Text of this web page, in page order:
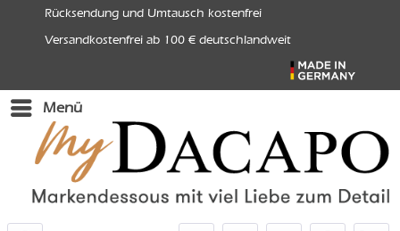
Rücksendung und Umtausch kostenfrei
Versandkostenfrei ab 100 € deutschlandweit
Menü